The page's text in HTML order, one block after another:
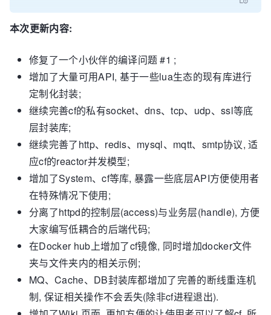
本次更新内容:
修复了一个小伙伴的编译问题 #1 ;
增加了大量可用API, 基于一些lua生态的现有库进行
定制化封装;
继续完善cf的私有socket、dns、tcp、udp、ssl等底
层封装库;
继续完善了http、redis、mysql、mqtt、smtp协议, 适
应cf的reactor并发模型;
增加了System、cf等库, 暴露一些底层API方便使用者
在特殊情况下使用;
分离了httpd的控制层(access)与业务层(handle), 方便
大家编写低耦合的后端代码;
在Docker hub上增加了cf镜像, 同时增加docker文件
夹与文件夹内的相关示例;
MQ、Cache、DB封装库都增加了完善的断线重连机
制, 保证相关操作不会丢失(除非cf进程退出).